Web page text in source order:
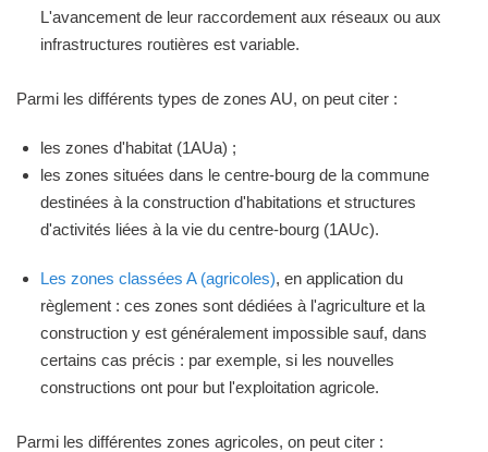
L'avancement de leur raccordement aux réseaux ou aux
infrastructures routières est variable.
Parmi les différents types de zones AU, on peut citer :
les zones d'habitat (1AUa) ;
les zones situées dans le centre-bourg de la commune
destinées à la construction d'habitations et structures
d'activités liées à la vie du centre-bourg (1AUc).
Les zones classées A (agricoles), en application du
règlement : ces zones sont dédiées à l'agriculture et la
construction y est généralement impossible sauf, dans
certains cas précis : par exemple, si les nouvelles
constructions ont pour but l'exploitation agricole.
Parmi les différentes zones agricoles, on peut citer :